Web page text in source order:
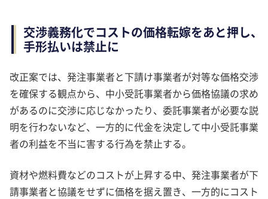
交渉義務化でコストの価格転嫁をあと押し、
手形払いは禁止に
改正案では、発注事業者と下請け事業者が対等な価格交渉
を確保する観点から、中小受託事業者から価格協議の求め
があるのに交渉に応じなかったり、委託事業者が必要な説
明を行わないなど、一方的に代金を決定して中小受託事業
者の利益を不当に害する行為を禁止する。
資材や燃料費などのコストが上昇する中、発注事業者が下
請事業者と協議をせずに価格を据え置き、一方的にコスト